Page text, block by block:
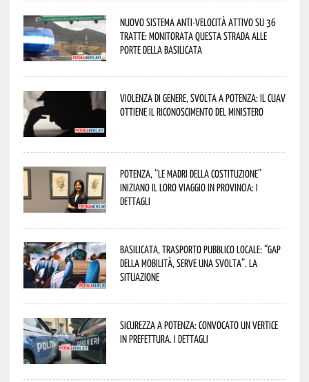
Nuovo sistema anti-velocità attivo su 36
tratte: monitorata questa strada alle
porte della Basilicata
Violenza di genere, svolta a Potenza: il CUAV
ottiene il riconoscimento del Ministero
Potenza, “Le Madri della Costituzione”
iniziano il loro viaggio in provincia: i
dettagli
Basilicata, trasporto pubblico locale: “Gap
della mobilità, serve una svolta”. La
situazione
Sicurezza a Potenza: convocato un vertice
in Prefettura. I dettagli